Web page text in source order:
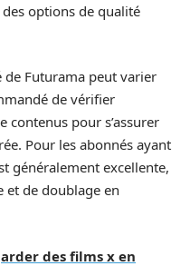
options de qualité
Futurama peut varier
de vérifier
pour s’assurer
Pour les abonnés ayant
généralement excellente,
et de doublage en
des films x en